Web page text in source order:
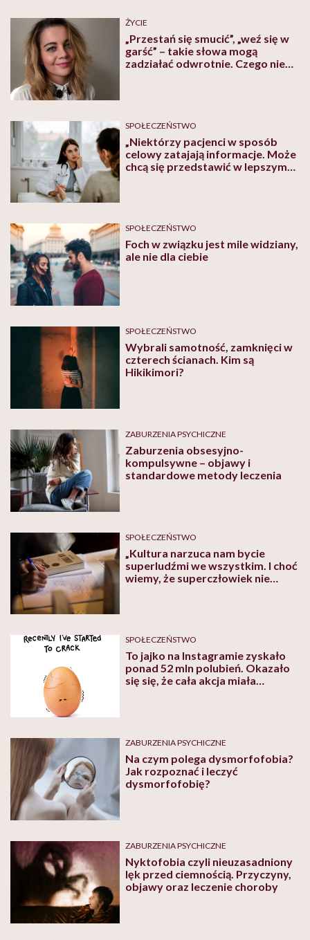
ŻYCIE
„Przestań się smucić”, „weź się w
garść” – takie słowa mogą
zadziałać odwrotnie. Czego nie
SPOŁECZEŃSTWO
„Niektórzy pacjenci w sposób
celowy zatajają informacje. Może
chcą się przedstawić w lepszym
SPOŁECZEŃSTWO
Foch w związku jest mile widziany,
ale nie dla ciebie
SPOŁECZEŃSTWO
Wybrali samotność, zamknięci w
czterech ścianach. Kim są
Hikikimori?
ZABURZENIA PSYCHICZNE
Zaburzenia obsesyjno-
kompulsywne – objawy i
standardowe metody leczenia
SPOŁECZEŃSTWO
„Kultura narzuca nam bycie
superludźmi we wszystkim. I choć
wiemy, że superczłowiek nie
SPOŁECZEŃSTWO
To jajko na Instagramie zyskało
ponad 52 mln polubień. Okazało
się się, że cała akcja miała
ZABURZENIA PSYCHICZNE
Na czym polega dysmorfofobia?
Jak rozpoznać i leczyć
dysmorfofobię?
ZABURZENIA PSYCHICZNE
Nyktofobia czyli nieuzasadniony
lęk przed ciemnością. Przyczyny,
objawy oraz leczenie choroby